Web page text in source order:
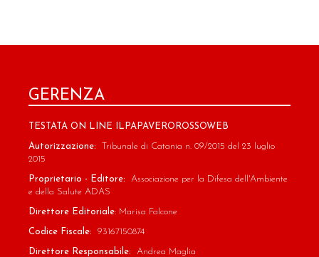
GERENZA
TESTATA ON LINE ILPAPAVEROROSSOWEB
Autorizzazione: Tribunale di Catania n. 09/2015 del 23 luglio
2015
Proprietario - Editore: Associazione per la Difesa dell'Ambiente
e della Salute ADAS
Direttore Editoriale: Marisa Falcone
Codice Fiscale: 93167150874
Direttore Responsabile: Andrea Maglia